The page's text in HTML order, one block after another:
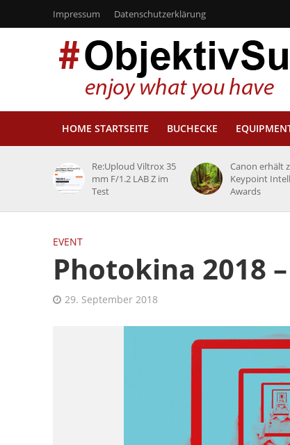
Impressum Datenschutzerklärung
HOME STARTSEITE BUCHECKE
Re:Uploud Viltrox 35
mm F/1.2 LAB Z im
Test
Canon erhält
Keypoint
Awards
EVENT
Photokina 2018
29. September 2018